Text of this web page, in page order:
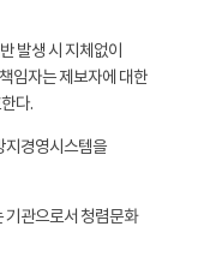
발생 시 지체없이
임자는 제보자에 대한
다.
지경영시스템을
기관으로서 청렴문화